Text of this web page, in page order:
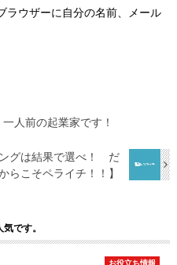
ラウザーに自分の名前、メール
人前の起業家です！
グは結果で選べ！ だ
らこそペライチ！！】
です。
お役立ち情報